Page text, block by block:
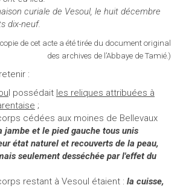
curiale de Vesoul, le huit décembre
dix-neuf.
de cet acte a été tirée du document original
des archives de l’Abbaye de Tamié.)
:
l possédait les reliques attribuées à
;
cédées aux moines de Bellevaux
jambe et le pied gauche tous unis
état naturel et recouverts de la peau,
seulement desséchée par l'effet du
restant à Vesoul étaient : la cuisse,